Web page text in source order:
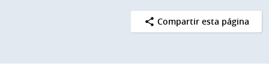
Compartir esta página